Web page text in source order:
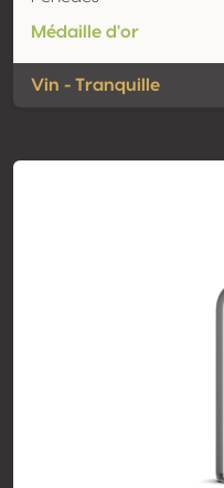
Médaille d'or
Vin - Tranquille